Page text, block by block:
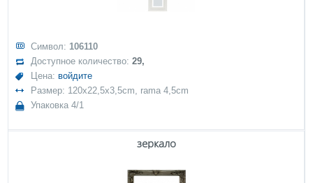
Символ: 106110
Доступное количество:29,
Цена: войдите
Размер: 120x22,5x3,5cm, rama 4,5cm
Упаковка 4/1
зеркало